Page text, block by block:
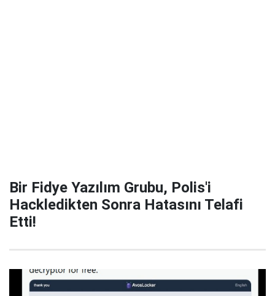
Bir Fidye Yazılım Grubu, Polis'i
Hackledikten Sonra Hatasını Telafi
Etti!